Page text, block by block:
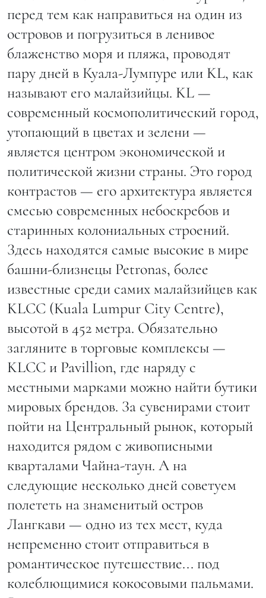
перед тем как направиться на один из
островов и погрузиться в ленивое
блаженство моря и пляжа, проводят
пару дней в Куала-Лумпуре или KL, как
называют его малайзийцы. KL —
современный космополитический город,
утопающий в цветах и зелени —
является центром экономической и
политической жизни страны. Это город
контрастов — его архитектура является
смесью современных небоскребов и
старинных колониальных строений.
Здесь находятся самые высокие в мире
башни-близнецы Petronas, более
известные среди самих малайзийцев как
KLCC (Kuala Lumpur City Сentre),
высотой в 452 метра. Обязательно
загляните в торговые комплексы —
KLCC и Pavillion, где наряду с
местными марками можно найти бутики
мировых брендов. За сувенирами стоит
пойти на Центральный рынок, который
находится рядом с живописными
кварталами Чайна-таун. А на
следующие несколько дней советуем
полететь на знаменитый остров
Лангкави — одно из тех мест, куда
непременно стоит отправиться в
романтическое путешествие... под
колеблющимися кокосовыми пальмами.